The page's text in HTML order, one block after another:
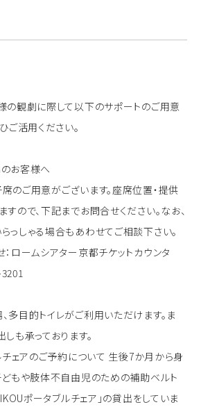
の観劇に際して以下のサポートのご用意
ご活用ください。
お客様へ
のご用意がございます。座席位置・提供
ので、下記までお問合せください。なお、
っしゃる場合もあわせてご相談下さい。
：ロームシアター京都チケットカウンタ
目的トイレがご利用いただけます。ま
も承っております。
ェアのご予約について 生後7か月から身
もや肢体不自由児のための補助ベルト
ポータブルチェア」の貸出をしていま